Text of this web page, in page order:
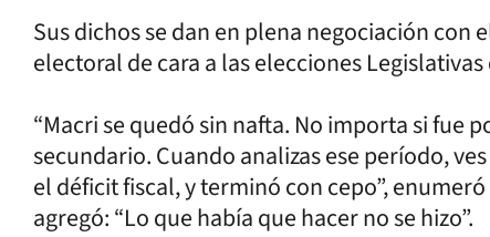
Sus dichos se dan en plena negociación con
electoral de cara a las elecciones
“Macri se quedó sin nafta. No importa si fue
secundario. Cuando analizas ese período,
el déficit fiscal, y terminó con cepo”,
agregó: “Lo que había que hacer no se hizo”.